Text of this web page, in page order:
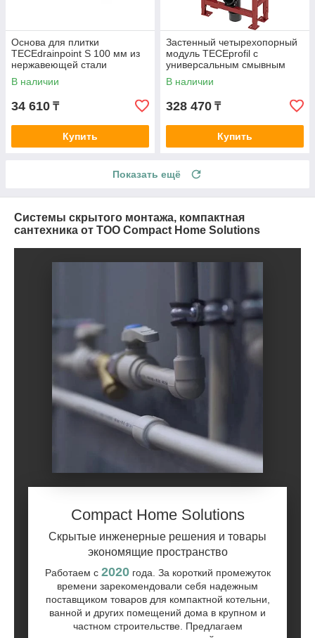
Основа для плитки
TECEdrainpoint S 100 мм из
нержавеющей стали
В наличии
34 610 ₸
Купить
Застенный четырехопорный
модуль TECEprofil с
универсальным смывным
бачком, высота 1120 мм
(9300393)
В наличии
328 470 ₸
Купить
Показать ещё
Системы скрытого монтажа, компактная
сантехника от ТОО Compact Home Solutions
Compact Home Solutions
Скрытые инженерные решения и товары
экономящие пространство
Работаем с 2020года. За короткий промежуток
времени зарекомендовали себя надежным
поставщиком товаров для компактной котельни,
ванной и других помещений дома в крупном и
частном строительстве. Предлагаем